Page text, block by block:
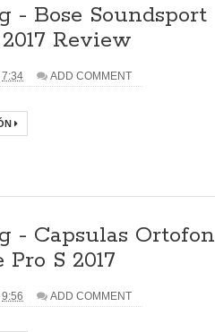
- Bose Soundsport
Review
7:34 ADD COMMENT
- Capsulas Ortofon
S 2017
9:56 ADD COMMENT